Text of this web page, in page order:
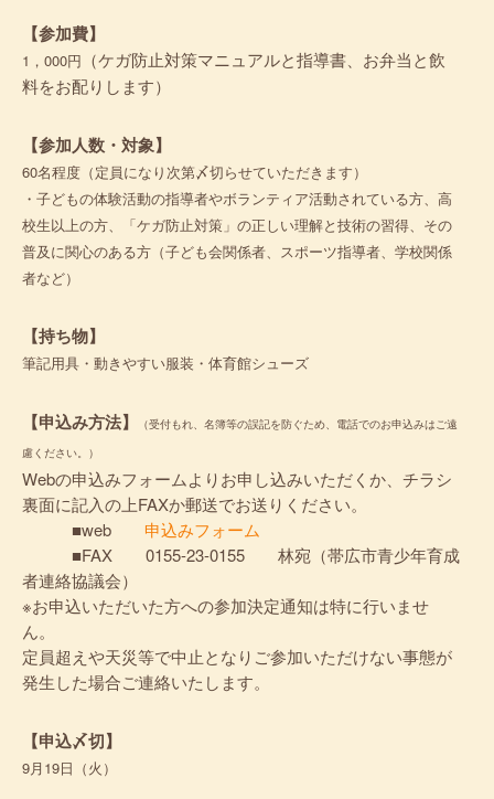
【参加費】
1，000円 （ケガ防止対策マニュアルと指導書、お弁当と飲
料をお配りします）
【参加人数・対象】
60名程度（定員になり次第〆切らせていただきます）
・子どもの体験活動の指導者やボランティア活動されている方、高
校生以上の方、「ケガ防止対策」の正しい理解と技術の習得、その
普及に関心のある方（子ども会関係者、スポーツ指導者、学校関係
者など）
【持ち物】
筆記用具・動きやすい服装・体育館シューズ
【申込み方法】
（受付もれ、名簿等の誤記を防ぐため、電話でのお申込みはご遠
慮ください。）
Webの申込みフォームよりお申し込みいただくか、チラシ
裏面に記入の上FAXか郵送でお送りください。
■web 申込みフォーム
■FAX 0155-23-0155 林宛（帯広市青少年育成
者連絡協議会）
※お申込いただいた方への参加決定通知は特に行いませ
ん。
定員超えや天災等で中止となりご参加いただけない事態が
発生した場合ご連絡いたします。
【申込〆切】
9月19日（火）